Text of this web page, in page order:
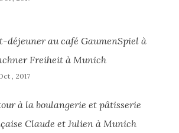
déjeuner au café GaumenSpiel à
Freiheit à Munich
, 2017
à la boulangerie et pâtisserie
Claude et Julien à Munich